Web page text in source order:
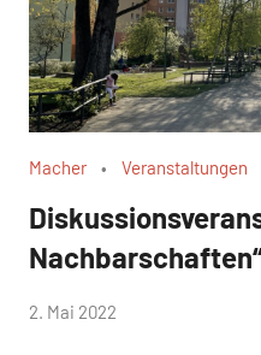
Macher Veranstaltungen
von
2. Mai 2022